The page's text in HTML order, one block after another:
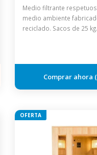
Medio filtrante
medio ambiente
reciclado. Sacos de 25 kg.
OFERTA